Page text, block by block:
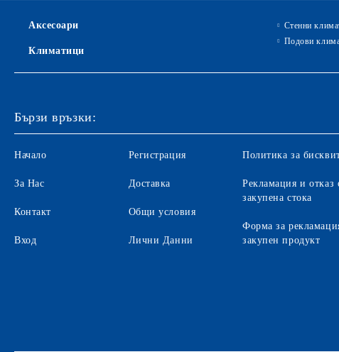
Аксесоари
Климатици
Стенни
Подови
Бързи връзки:
Начало
За Нас
Контакт
Вход
Регистрация
Доставка
Общи условия
Лични Данни
Политика за
Рекламация и отказ
закупена стока
Форма за
закупен продукт